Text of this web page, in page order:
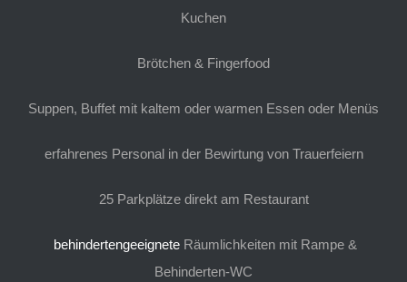
Kuchen
Brötchen & Fingerfood
Suppen, Buffet mit kaltem oder warmen Essen oder Menüs
erfahrenes Personal in der Bewirtung von Trauerfeiern
25 Parkplätze direkt am Restaurant
behindertengeeignete Räumlichkeiten mit Rampe &
Behinderten-WC